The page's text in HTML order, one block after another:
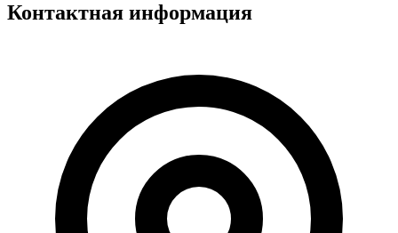
Контактная информация